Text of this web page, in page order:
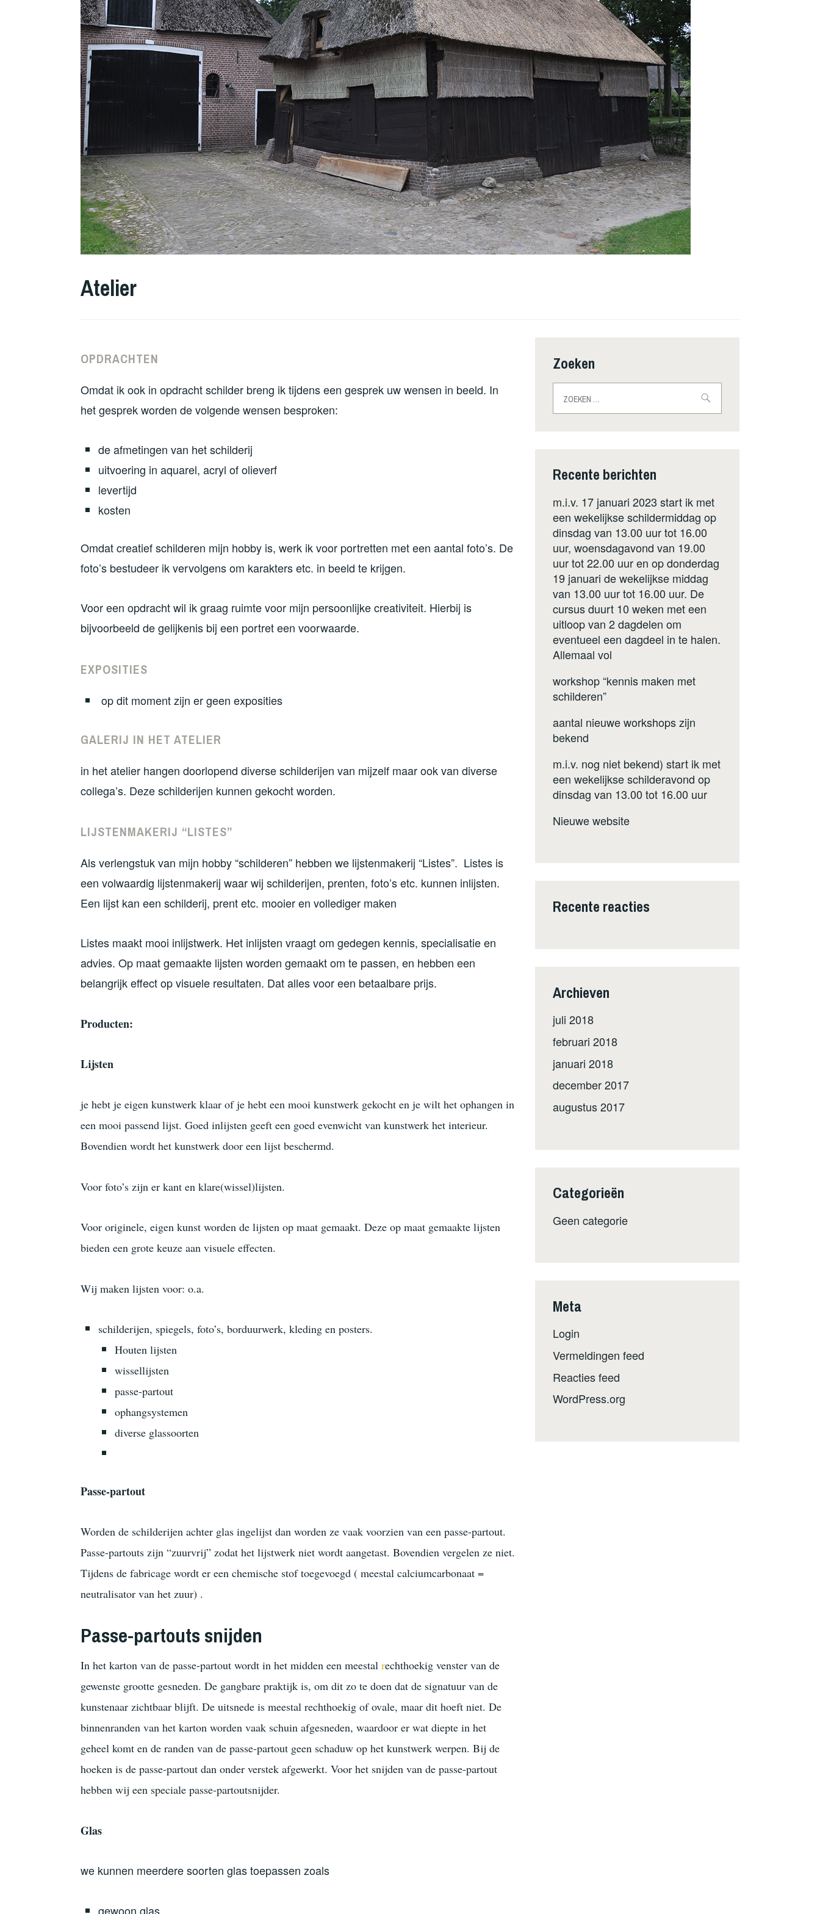
Atelier
OPDRACHTEN
Omdat ik ook in opdracht schilder breng ik tijdens een gesprek uw wensen in beeld. In
het gesprek worden de volgende wensen besproken:
de afmetingen van het schilderij
uitvoering in aquarel, acryl of olieverf
levertijd
kosten
Omdat creatief schilderen mijn hobby is, werk ik voor portretten met een aantal foto’s. De
foto’s bestudeer ik vervolgens om karakters etc. in beeld te krijgen.
Voor een opdracht wil ik graag ruimte voor mijn persoonlijke creativiteit. Hierbij is
bijvoorbeeld de gelijkenis bij een portret een voorwaarde.
EXPOSITIES
op dit moment zijn er geen exposities
GALERIJ IN HET ATELIER
in het atelier hangen doorlopend diverse schilderijen van mijzelf maar ook van diverse
collega’s. Deze schilderijen kunnen gekocht worden.
LIJSTENMAKERIJ “LISTES”
Als verlengstuk van mijn hobby “schilderen” hebben we lijstenmakerij “Listes”. Listes is
een volwaardig lijstenmakerij waar wij schilderijen, prenten, foto’s etc. kunnen inlijsten.
Een lijst kan een schilderij, prent etc. mooier en vollediger maken
Listes maakt mooi inlijstwerk. Het inlijsten vraagt om gedegen kennis, specialisatie en
advies. Op maat gemaakte lijsten worden gemaakt om te passen, en hebben een
belangrijk effect op visuele resultaten. Dat alles voor een betaalbare prijs.
Producten:
Lijsten
je hebt je eigen kunstwerk klaar of je hebt een mooi kunstwerk gekocht en je wilt het ophangen in
een mooi passend lijst. Goed inlijsten geeft een goed evenwicht van kunstwerk het interieur.
Bovendien wordt het kunstwerk door een lijst beschermd.
Voor foto’s zijn er kant en klare(wissel)lijsten.
Voor originele, eigen kunst worden de lijsten op maat gemaakt. Deze op maat gemaakte lijsten
bieden een grote keuze aan visuele effecten.
Wij maken lijsten voor: o.a.
schilderijen, spiegels, foto’s, borduurwerk, kleding en posters.
Houten lijsten
wissellijsten
passe-partout
ophangsystemen
diverse glassoorten
Passe-partout
Worden de schilderijen achter glas ingelijst dan worden ze vaak voorzien van een passe-partout.
Passe-partouts zijn “zuurvrij” zodat het lijstwerk niet wordt aangetast. Bovendien vergelen ze niet.
Tijdens de fabricage wordt er een chemische stof toegevoegd ( meestal calciumcarbonaat =
neutralisator van het zuur) .
Passe-partouts snijden
In het karton van de passe-partout wordt in het midden een meestal rechthoekig venster van de
gewenste grootte gesneden. De gangbare praktijk is, om dit zo te doen dat de signatuur van de
kunstenaar zichtbaar blijft. De uitsnede is meestal rechthoekig ofovale, maar dit hoeft niet. De
binnenranden van het karton worden vaak schuin afgesneden, waardoor er wat diepte in het
geheel komt en de randen van de passe-partout geen schaduw op het kunstwerk werpen. Bij de
hoeken is de passe-partout dan onder verstek afgewerkt. Voor het snijden van de passe-partout
hebben wij een speciale passe-partoutsnijder.
Glas
we kunnen meerdere soorten glas toepassen zoals
gewoon glas
Zoeken
naar:
Recente berichten
m.i.v. 17 januari 2023 start ik met
een wekelijkse schildermiddag op
dinsdag van 13.00 uur tot 16.00
uur, woensdagavond van 19.00
uur tot 22.00 uur en op donderdag
19 januari de wekelijkse middag
van 13.00 uur tot 16.00 uur. De
cursus duurt 10 weken met een
uitloop van 2 dagdelen om
eventueel een dagdeel in te halen.
Allemaal vol
workshop “kennis maken met
schilderen”
aantal nieuwe workshops zijn
bekend
m.i.v. nog niet bekend) start ik met
een wekelijkse schilderavond op
dinsdag van 13.00 tot 16.00 uur
Nieuwe website
Recente reacties
Archieven
juli 2018
februari 2018
januari 2018
december 2017
augustus 2017
Categorieën
Geen categorie
Meta
Login
Vermeldingen feed
Reacties feed
WordPress.org